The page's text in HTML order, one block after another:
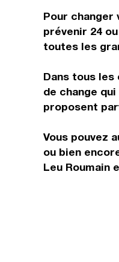
Pour changer
prévenir 24
toutes les
Dans tous
de change
proposent
Vous pouvez
ou bien
Leu Roumain